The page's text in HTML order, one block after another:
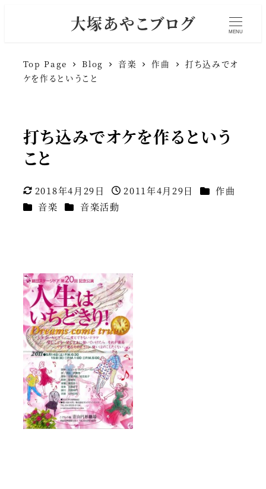
大塚あやこブログ MENU
Top Page Blog 音楽 作曲
打ち込みでオ
ケを作るということ
打ち込みでオケを作るという
こと
更新日
2018年4月29日
投稿日
2011年4月29日 カテゴリー
作曲
カテゴリー
音楽 カテゴリー
音楽活動